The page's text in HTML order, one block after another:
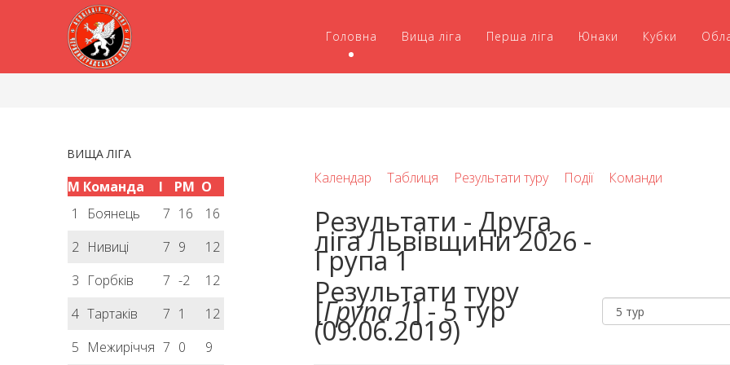
Головна Вища ліга Перша ліга Юнаки Кубки
ВИЩА ЛІГА
М Команда І РМ О
1
Боянець 7 16
16
2 Нивиці 7 9
12
3 Горбків 7 -2
12
4 Тартаків 7 1
12
5 Межиріччя 7 0
9
Календар Таблиця Результати туру Події Команди
Результати - Друга
ліга Львівщини 2026 -
Група 1
Результати туру
[Група 1] - 5 тур
(09.06.2019)